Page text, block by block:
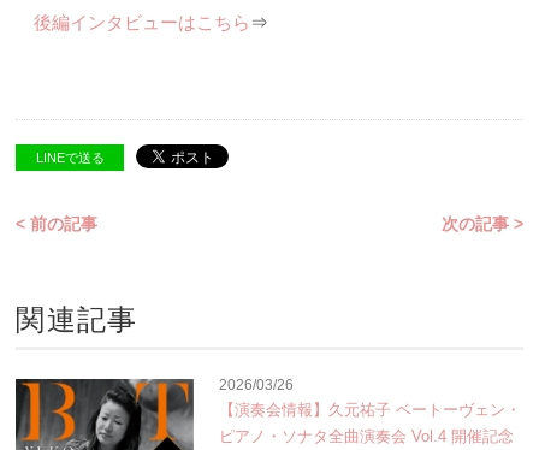
後編インタビューはこちら ⇒
LINEで送る
< 前の記事 次の記事 >
関連記事
2026/03/26
【演奏会情報】久元祐子 ベートーヴェン・
ピアノ・ソナタ全曲演奏会 Vol.4 開催記念